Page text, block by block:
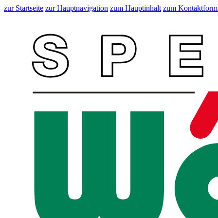
zur Startseite zur Hauptnavigation zum Hauptinhalt zum